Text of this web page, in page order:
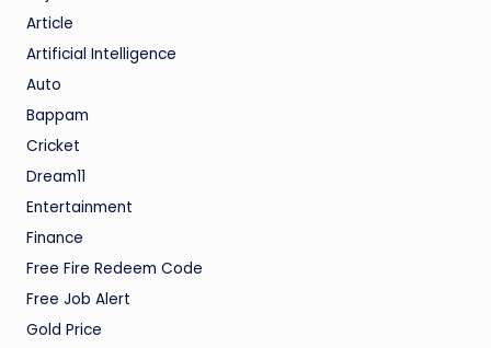
Article
Artificial Intelligence
Auto
Bappam
Cricket
Dream11
Entertainment
Finance
Free Fire Redeem Code
Free Job Alert
Gold Price